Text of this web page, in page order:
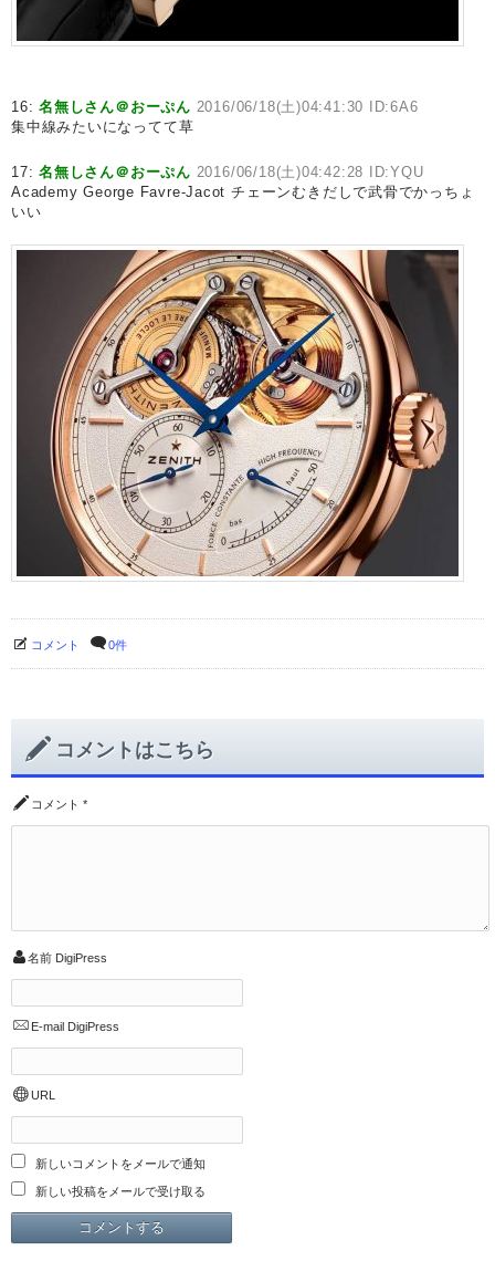
16:名無しさん＠おーぷん 2016/06/18(土)04:41:30 ID:6A6
集中線みたいになってて草
17:名無しさん＠おーぷん 2016/06/18(土)04:42:28 ID:YQU
Academy George Favre-Jacot チェーンむきだしで武骨でかっちょ
いい
コメント 0件
コメントはこちら
コメント *
名前 DigiPress
E-mail DigiPress
URL
新しいコメントをメールで通知
新しい投稿をメールで受け取る